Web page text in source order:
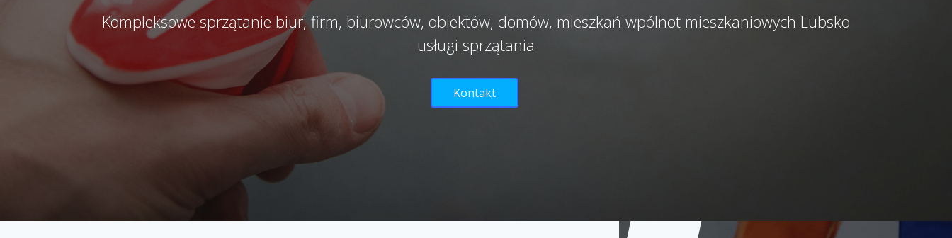
Kompleksowe sprzątanie biur, firm, biurowców, obiektów, domów, mieszkań wpólnot mieszkaniowych Lubsko
usługi sprzątania
Kontakt